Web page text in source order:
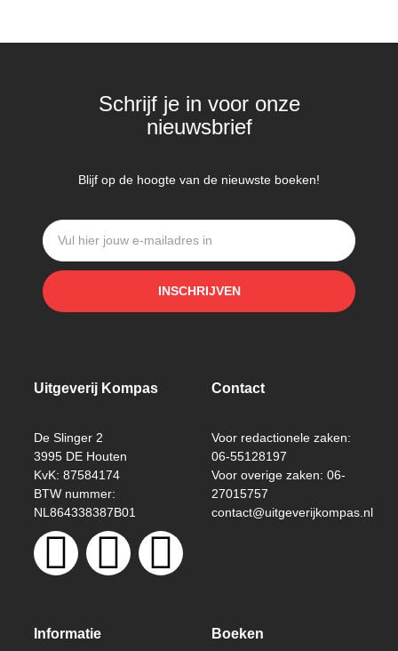
Schrijf je in voor onze
nieuwsbrief
Blijf op de hoogte van de nieuwste boeken!
INSCHRIJVEN
Uitgeverij Kompas
De Slinger 2
3995 DE Houten
KvK: 87584174
BTW nummer:
NL864338387B01
Contact
Voor redactionele zaken:
06-55128197
Voor overige zaken: 06-
27015757
contact@uitgeverijkompas.nl
Informatie Boeken